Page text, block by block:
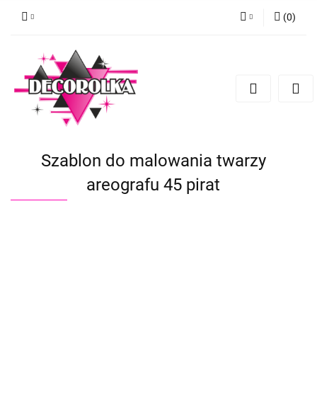
Dodaj zgłoszenie
(0)
Szablon do malowania twarzy
areografu 45 pirat